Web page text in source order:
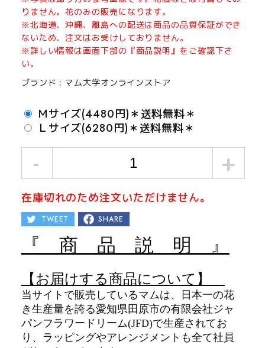
りません。花のみの販売になります。
※北海道、沖縄、離島への配送は商品の品質保証ができ
ないため、注文はお受けしておりません。
※詳しい情報は画面下部の『商品説明』をご確認下さ
い。
ブランド
マム大学オンラインストア
Ｍサイズ(4480円)＊送料無料＊
Ｌサイズ(6280円)＊送料無料＊
- +
在庫切れのため注文いただけません。
TWEET SHARE
『 商 品 説 明 』
【お届けする商品について】
当サイトで販売しているマムは、日本一の花
き生産量を誇る愛知県田原市の有限会社ジャ
パンフラワードリーム(JFD)で生産されてお
り、ラッピングやアレンジメントも全て社員